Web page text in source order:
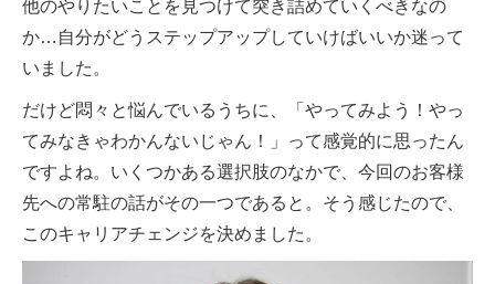
他のやりたいことを見つけて突き詰めていくべきなの
か…自分がどうステップアップしていけばいいか迷って
いました。
だけど悶々と悩んでいるうちに、「やってみよう！やっ
てみなきゃわかんないじゃん！」って感覚的に思ったん
ですよね。いくつかある選択肢のなかで、今回のお客様
先への常駐の話がその一つであると。そう感じたので、
このキャリアチェンジを決めました。